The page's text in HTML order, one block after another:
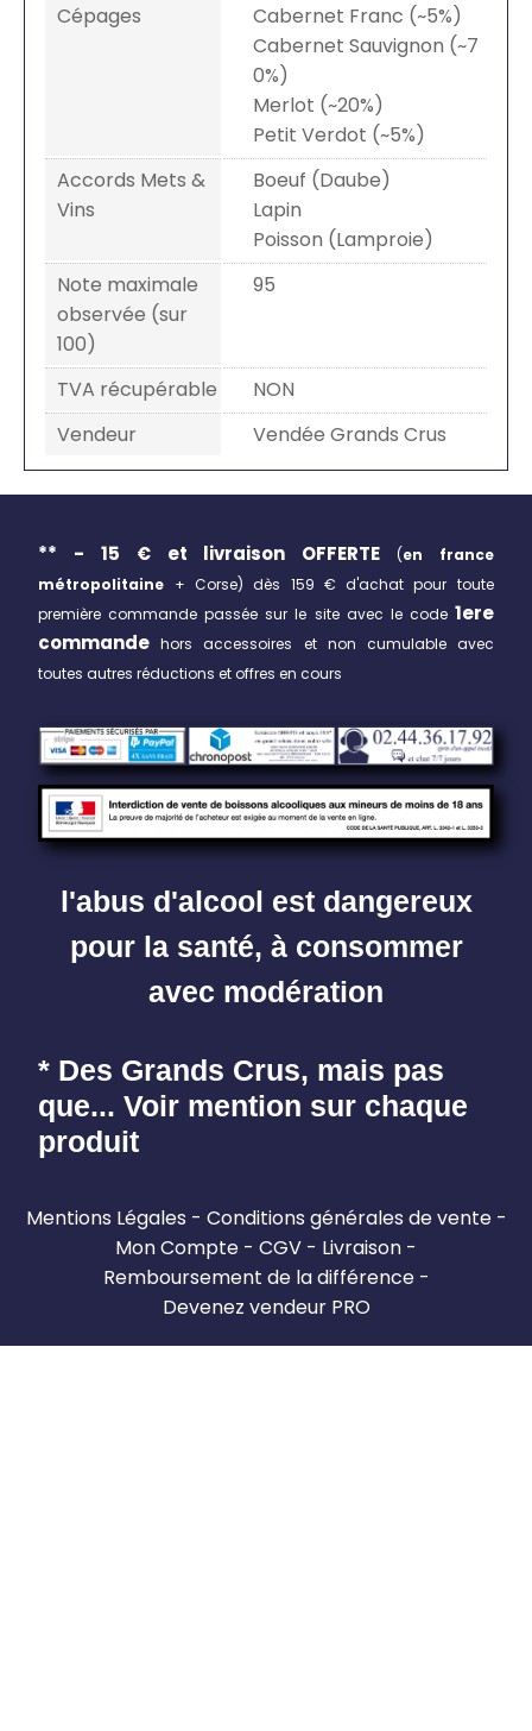
Cépages
Cabernet Franc (~5%)
Cabernet Sauvignon (~7
0%)
Merlot (~20%)
Petit Verdot (~5%)
Accords Mets &
Vins
Boeuf (Daube)
Lapin
Poisson (Lamproie)
Note maximale
observée (sur
100)
95
TVA récupérable
NON
Vendeur
Vendée Grands Crus
** - 15 € et livraison OFFERTE (en france
métropolitaine + Corse) dès 159 € d'achat pour toute
première commande passée sur le site avec le code 1ere
commande hors accessoires et non cumulable avec
toutes autres réductions et offres en cours
l'abus d'alcool est dangereux
pour la santé, à consommer
avec modération
* Des Grands Crus, mais pas
que... Voir mention sur chaque
produit
Mentions Légales
Conditions générales de vente
Mon Compte
CGV
Livraison
Remboursement de la différence
Devenez vendeur PRO